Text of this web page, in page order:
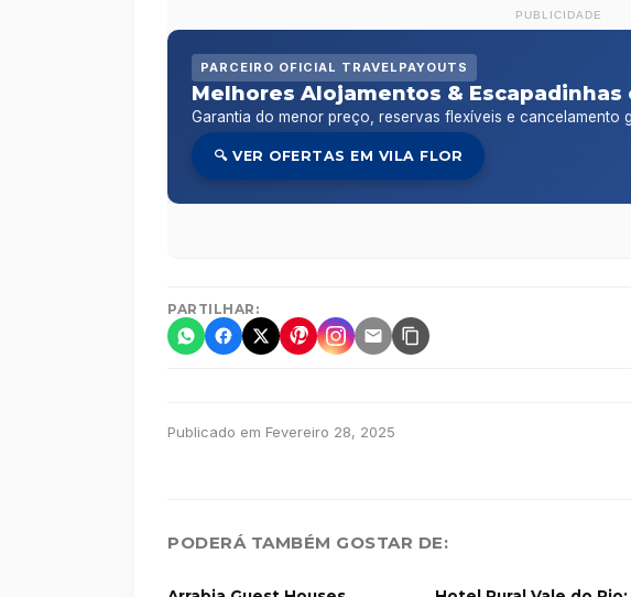
PUBLICIDADE
PARCEIRO OFICIAL TRAVELPAYOUTS
Melhores Alojamentos & Escapadinhas
Garantia do menor preço, reservas flexíveis e
🔍 VER OFERTAS EM VILA FLOR
PARTILHAR:
Publicado em Fevereiro 28, 2025
PODERÁ TAMBÉM GOSTAR DE: